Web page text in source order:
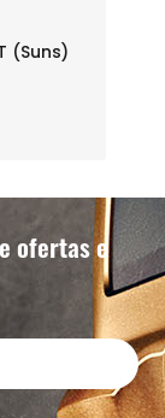
(Suns)
ofertas e